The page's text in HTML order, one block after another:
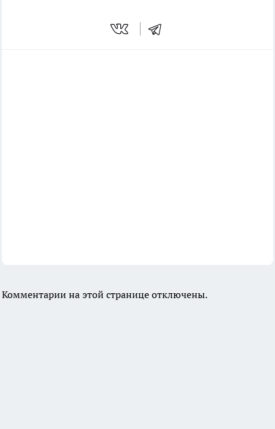
Комментарии на этой странице отключены.